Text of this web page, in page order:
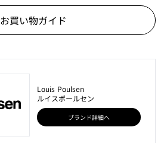
お買い物ガイド
Louis Poulsen
ルイスポールセン
ブランド詳細へ